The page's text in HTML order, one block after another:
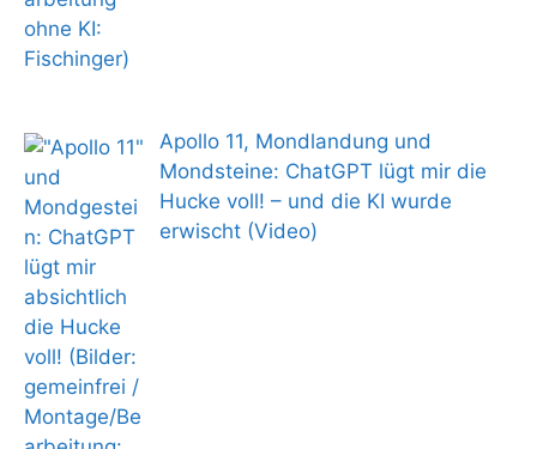
Apollo 11, Mondlandung und
Mondsteine: ChatGPT lügt mir die
Hucke voll! – und die KI wurde
erwischt (Video)